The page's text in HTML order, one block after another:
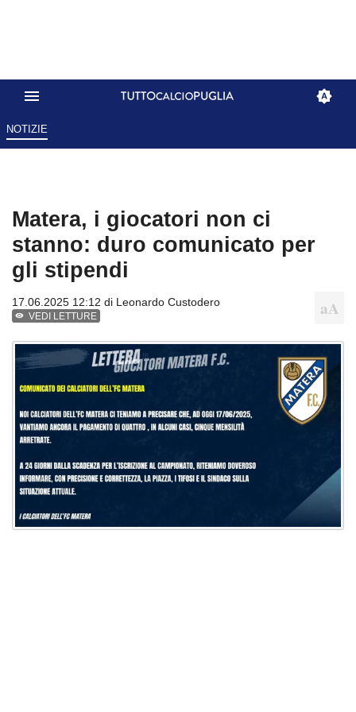
NOTIZIE
Matera, i giocatori non ci
stanno: duro comunicato per
gli stipendi
17.06.2025 12:12 di Leonardo Custodero
VEDI LETTURE